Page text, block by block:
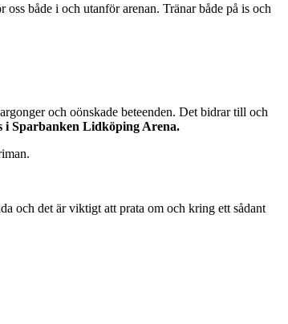
både i och utanför arenan. Tränar både på is och
och oönskade beteenden. Det bidrar till och
i Sparbanken Lidköping Arena.
och det är viktigt att prata om och kring ett sådant